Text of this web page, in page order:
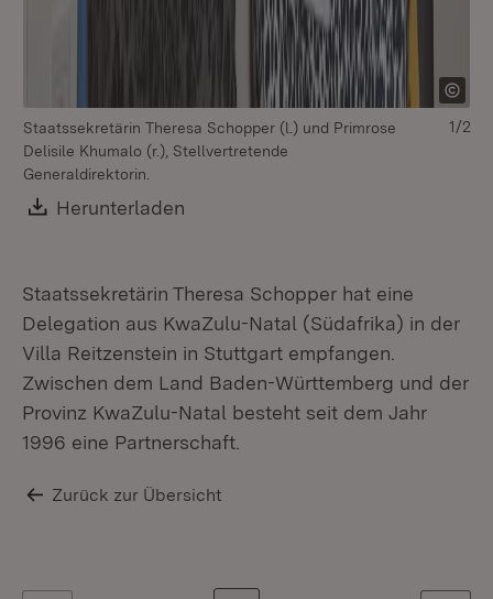
Staatssekretärin Theresa Schopper (l.) und Primrose
Delisile Khumalo (r.), Stellvertretende
Generaldirektorin.
Download:
Herunterladen
1/2
Staatssekretärin Theresa Schopper hat eine
Delegation aus KwaZulu-Natal (Südafrika) in der
Villa Reitzenstein in Stuttgart empfangen.
Zwischen dem Land Baden-Württemberg und der
Provinz KwaZulu-Natal besteht seit dem Jahr
1996 eine Partnerschaft.
Zurück zur Übersicht